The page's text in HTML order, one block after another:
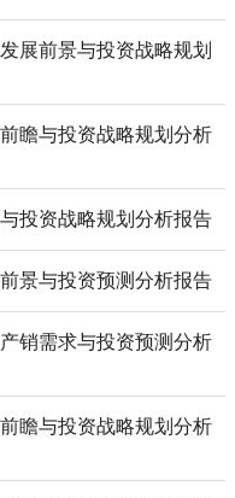
展前景与投资战略规划
瞻与投资战略规划分析
投资战略规划分析报告
景与投资预测分析报告
销需求与投资预测分析
瞻与投资战略规划分析